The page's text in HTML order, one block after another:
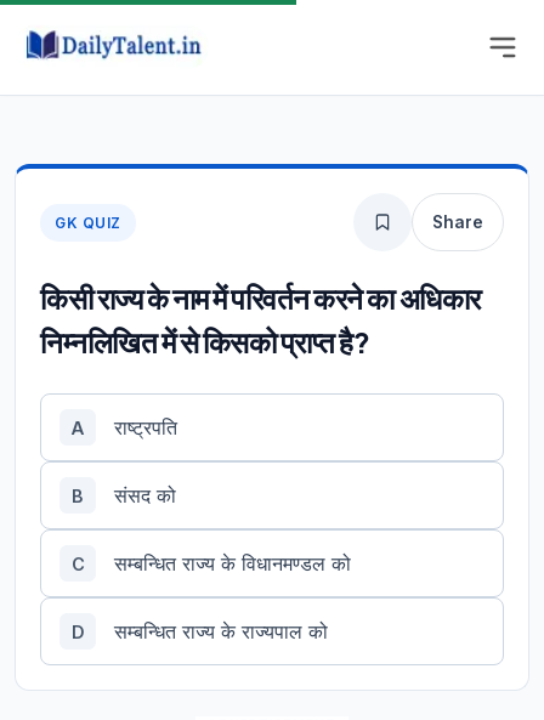
GK QUIZ Share
किसी राज्य के नाम में परिवर्तन करने का अधिकार
निम्नलिखित में से किसको प्राप्त है?
A राष्ट्रपति
B संसद को
C सम्बन्धित राज्य के विधानमण्डल को
D सम्बन्धित राज्य के राज्यपाल को